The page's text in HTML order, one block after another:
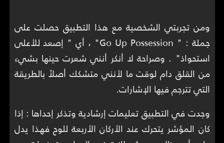
ومن تجربتي الشخصية مع هذا التطبيق حصلت على
جملة : " Go Up Possession" ، أي " إصعد للأعلى
استحواذ" . وصراحة لا أنكر أنني شعرت حينها بشيء
من القلق دام لوقت ما لأنني متشكك أصلاً بالطريقة
التي تترجم فيها الإشارات.
وجدت في التطبيق تعليمات إرشادية وتذكر إحداها : إذا
كان المؤشر يتحرك عند الأركان الأربعة للوح فهذا يدل